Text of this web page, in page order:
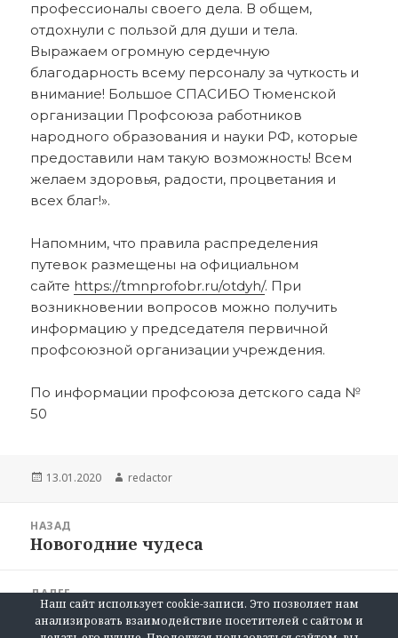
профессионалы своего дела. В общем,
отдохнули с пользой для души и тела.
Выражаем огромную сердечную
благодарность всему персоналу за чуткость и
внимание! Большое СПАСИБО Тюменской
организации Профсоюза работников
народного образования и науки РФ, которые
предоставили нам такую возможность! Всем
желаем здоровья, радости, процветания и
всех благ!».
Напомним, что правила распределения
путевок размещены на официальном
сайте https://tmnprofobr.ru/otdyh/. При
возникновении вопросов можно получить
информацию у председателя первичной
профсоюзной организации учреждения.
По информации профсоюза детского сада №
50
Опубликовано
13.01.2020 Автор
redactor
записям
НАЗАД
Предыдущая
Новогодние чудеса
ДАЛЕЕ
Следующая
запись:
Педагоги вновь будут танцевать!
Наш сайт использует cookie-записи. Это позволяет нам
анализировать взаимодействие посетителей с сайтом и